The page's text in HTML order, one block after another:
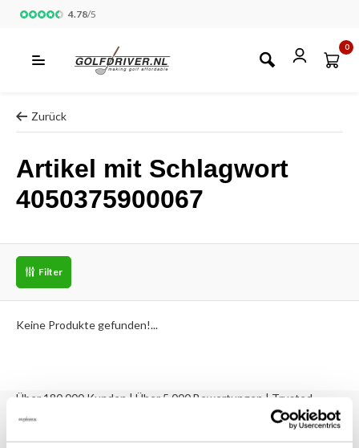
4.78/5
0
Zurück
Artikel mit Schlagwort
4050375900067
Filter
Keine Produkte gefunden!...
Über 180.000 Kunden | Über 5.000 Bewertungen | Trusted
Bewertungen: Das sagen unsere